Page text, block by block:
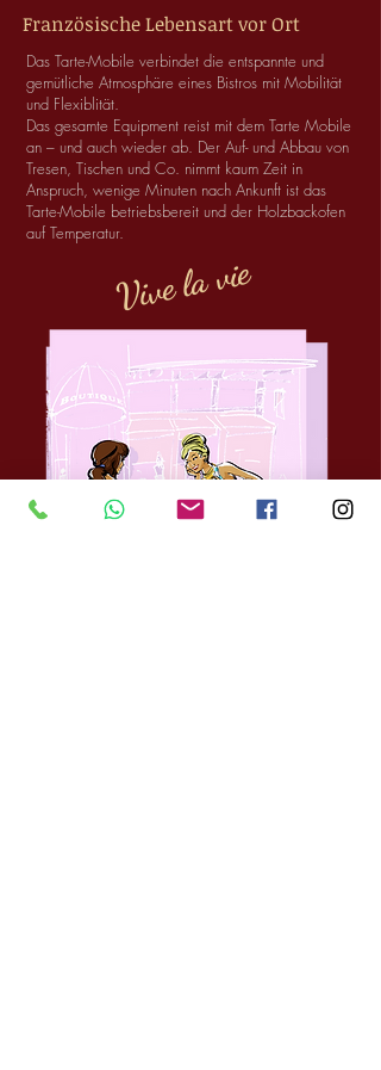
Französische Lebensart vor Ort
Das Tarte-Mobile verbindet die entspannte und
gemütliche Atmosphäre eines Bistros mit Mobilität
und Flexiblität.
Das gesamte Equipment reist mit dem Tarte Mobile
an – und auch wieder ab. Der Auf- und Abbau von
Tresen, Tischen und Co. nimmt kaum Zeit in
Anspruch, wenige Minuten nach Ankunft ist das
Tarte-Mobile betriebsbereit und der Holzbackofen
auf Temperatur.
Vive la vie